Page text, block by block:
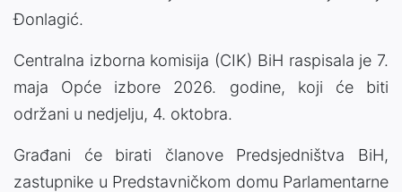
Đonlagić.
Centralna izborna komisija (CIK) BiH raspisala je 7.
maja Opće izbore 2026. godine, koji će biti
održani u nedjelju, 4. oktobra.
Građani će birati članove Predsjedništva BiH,
zastupnike u Predstavničkom domu Parlamentarne